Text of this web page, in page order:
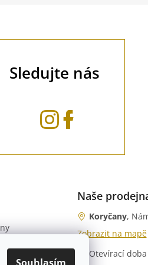
Sledujte nás
banka)
Naše
Koryčany,
Zobrazit na mapě
Otevírací doba